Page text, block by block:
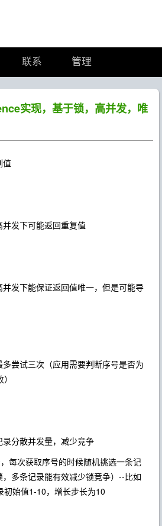
联系 管理
实现，基于锁，高并发，唯
值
发下可能返回重复值
发下能保证返回值唯一，但是可能导
尝试三次（应用需要判断序号是否为
分散并发量，减少竞争
每次获取序号的时候随机挑选一条记
多条记录能有效减少锁竞争） --比如
初始值1-10，增长步长为10